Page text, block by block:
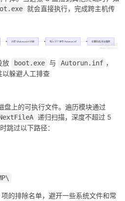
就会直接执行，完成跨主机传
放 boot.exe 与 Autorun.inf ，
以躲避人工排查
盘上的可执行文件。遍历模块通过
递归扫描，深度不超过 5
跳过以下路径：
的排除名单，避开一些系统文件和常